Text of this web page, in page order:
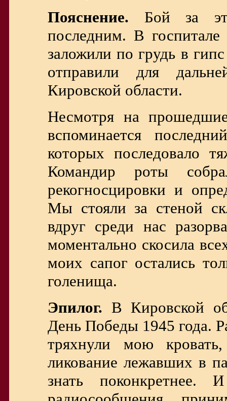
Пояснение. Бой за
последним. В госпитале
заложили по грудь в
отправили для
Кировской области.
Несмотря на
вспоминается
которых последовало
Командир роты
рекогносцировки и
Мы стояли за стеной
вдруг среди нас
моментально скосила
моих сапог остались
голенища.
Эпилог. В Кировской
День Победы 1945 года.
тряхнули мою
ликование лежавших в
знать поконкретнее.